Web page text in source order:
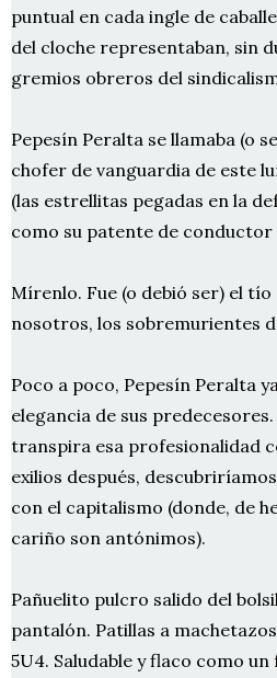
puntual en cada ingle de
del cloche representaban, sin
gremios obreros del
Pepesín Peralta se llamaba (o
chofer de vanguardia de este
(las estrellitas pegadas en la
como su patente de conductor
Mírenlo. Fue (o debió ser) el
nosotros, los sobremurientes
Poco a poco, Pepesín Peralta
elegancia de sus
transpira esa profesionalidad
exilios después,
con el capitalismo (donde, de
cariño son antónimos).
Pañuelito pulcro salido del
pantalón. Patillas a
5U4. Saludable y flaco como